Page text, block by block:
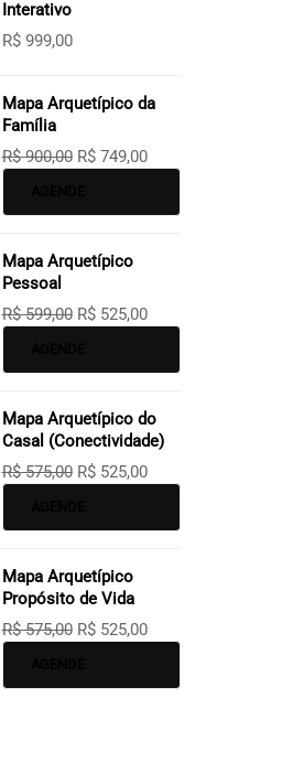
Interativo
R$999,00
Mapa Arquetípico da
Família
R$900,00 R$749,00
Mapa Arquetípico
Pessoal
R$599,00 R$525,00
Mapa Arquetípico do
Casal (Conectividade)
R$575,00 R$525,00
Mapa Arquetípico
Propósito de Vida
R$575,00 R$525,00